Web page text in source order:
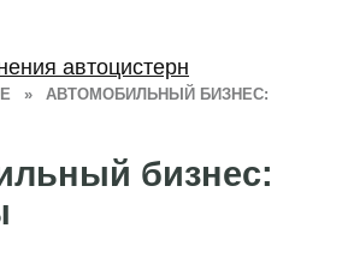
»
АВТОМОБИЛЬНЫЙ БИЗНЕС:
бизнес:
автоцистерн